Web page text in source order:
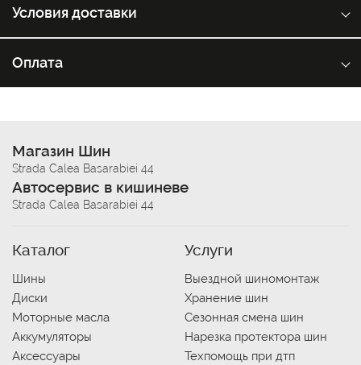
Условия доставки
Оплата
Магазин Шин
Strada Calea Basarabiei 44
Автосервис в кишиневе
Strada Calea Basarabiei 44
Каталог
Шины
Диски
Моторные масла
Аккумуляторы
Аксессуары
Услуги
Выездной шиномонтаж
Хранение шин
Сезонная смена шин
Нарезка протектора шин
Техпомощь при дтп